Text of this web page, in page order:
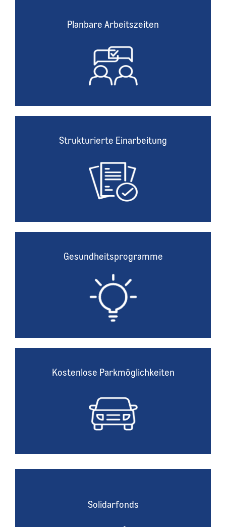
Planbare Arbeitszeiten
Planbare Arbeitszeiten
Tage-Woche.
Strukturierte Einarbeitung
Strukturierte Einarbeitung
Einarbeitung in den neuen Verantwortungsbereich und
regelmäßige Feedbacks.
Gesundheitsprogramme
Gesundheitsprogramme
Im Rahmen einer Betriebsvereinbarung setzen wir
unterschiedliche Maßnahmen zur Förderung der
Gesundheit unserer Mitarbeitenden um.
Kostenlose Parkmöglichkeiten
Kostenlose Parkmöglichkeiten
und Depots stehen zahlreiche kostenlose Parkplätze zur
Verfügung.
Solidarfonds